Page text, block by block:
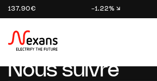
137.90€ -1.22%
Nous suivre